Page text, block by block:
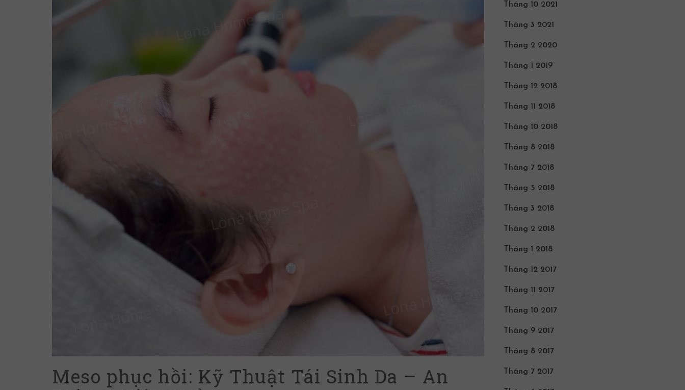
Meso phục hồi: Kỹ Thuật Tái Sinh Da – An
Tháng 10 2021
Tháng 3 2021
Tháng 2 2020
Tháng 1 2019
Tháng 12 2018
Tháng 11 2018
Tháng 10 2018
Tháng 8 2018
Tháng 7 2018
Tháng 5 2018
Tháng 3 2018
Tháng 2 2018
Tháng 1 2018
Tháng 12 2017
Tháng 11 2017
Tháng 10 2017
Tháng 9 2017
Tháng 8 2017
Tháng 7 2017